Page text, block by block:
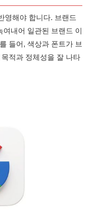
영해야 합니다. 브랜드
내어 일관된 브랜드 이
들어, 색상과 폰트가 브
적과 정체성을 잘 나타